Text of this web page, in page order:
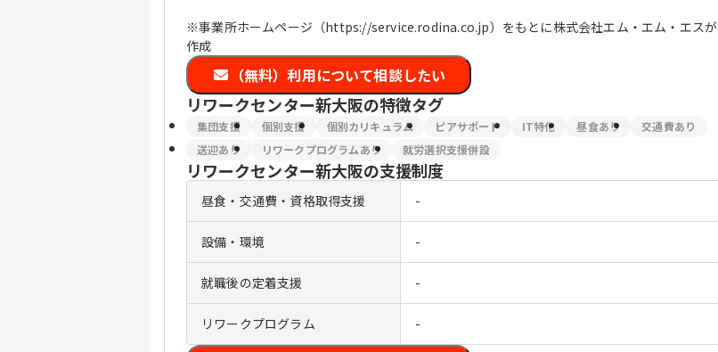
※事業所ホームページ（https://service.rodina.co.jp）をもとに株式会社エム・エム・エスが
作成
（無料）利用について相談したい
リワークセンター新大阪の特徴タグ
集団支援 個別支援 個別カリキュラム ピアサポート IT特化 昼食あり
交通費あり
送迎あり
リワークプログラムあり 就労選択支援併設
リワークセンター新大阪の支援制度
昼食・交通費・資格取得支援 -
設備・環境 -
就職後の定着支援 -
リワークプログラム -